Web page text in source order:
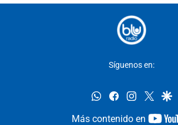
Síguenos en:
whatsappfacebookinstagram
twitter
Más contenido en